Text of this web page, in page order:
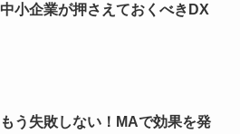
中小企業が押さえておくべきDX
もう失敗しない！MAで効果を発